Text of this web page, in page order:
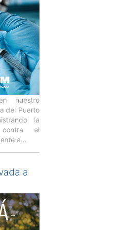
nuestro
del Puerto
la
el
a...
a